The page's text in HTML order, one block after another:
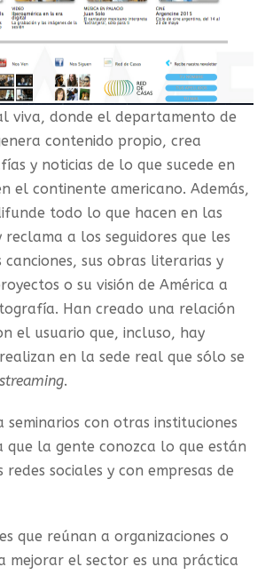
viva, donde el departamento de
contenido propio, crea
y noticias de lo que sucede en
el continente americano. Además,
todo lo que hacen en las
reclama a los seguidores que les
canciones, sus obras literarias y
o su visión de América a
Han creado una relación
el usuario que, incluso, hay
en la sede real que sólo se
streaming.
seminarios con otras instituciones
la gente conozca lo que están
redes sociales y con empresas de
que reúnan a organizaciones o
mejorar el sector es una práctica